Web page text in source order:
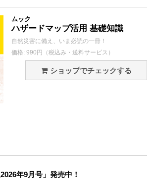
ムック
ハザードマップ活用 基礎知識
自然災害に備え、いま必読の一冊！
価格: 990円（税込み・送料サービス）
ショップでチェックする
年9月号」発売中！